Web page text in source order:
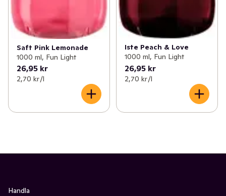
Saft Pink Lemonade
1000 ml, Fun Light
26,95 kr
2,70 kr /l
Iste Peach & Love
1000 ml, Fun Light
26,95 kr
2,70 kr /l
Handla